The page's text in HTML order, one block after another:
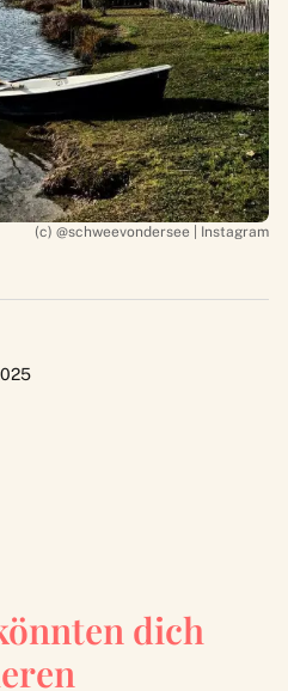
(c) @schweevondersee | Instagram
dich